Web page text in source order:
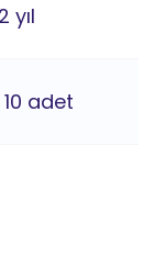
yıl
adet